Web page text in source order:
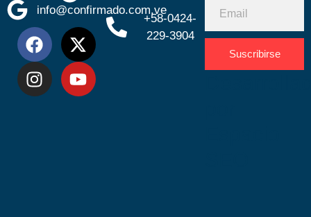
info@confirmado.com.ve
+58-0424-
229-3904
Suscribirse